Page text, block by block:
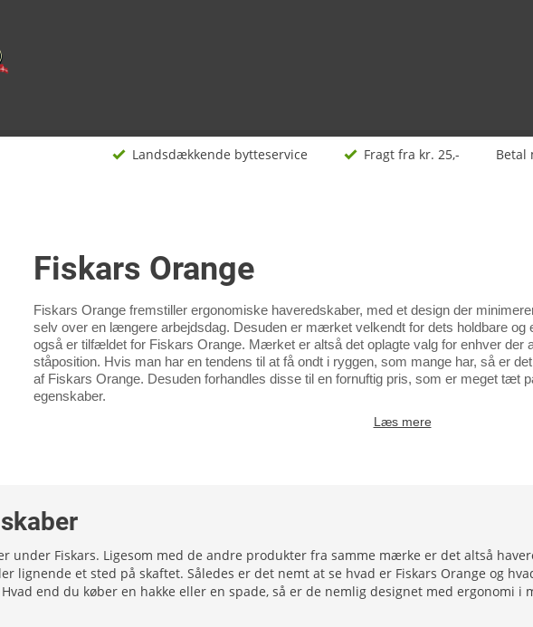
Landsdækkende bytteservice Fragt fra kr. 25,- Betal
Fiskars Orange
Fiskars Orange fremstiller ergonomiske haveredskaber, med et design der
selv over en længere arbejdsdag. Desuden er mærket velkendt for dets holdbare og
også er tilfældet for Fiskars Orange. Mærket er altså det oplagte valg for enhver der
ståposition. Hvis man har en tendens til at få ondt i ryggen, som mange har, så er
af Fiskars Orange. Desuden forhandles disse til en fornuftig pris, som er meget
egenskaber.
Læs mere
under Fiskars. Ligesom med de andre produkter fra samme mærke er det altså
lignende et sted på skaftet. Således er det nemt at se hvad er Fiskars Orange og
end du køber en hakke eller en spade, så er de nemlig designet med ergonomi